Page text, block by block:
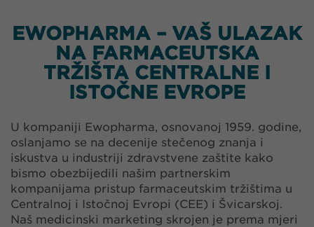
EWOPHARMA – VAŠ ULAZAK
NA FARMACEUTSKA
TRŽIŠTA CENTRALNE I
ISTOČNE EVROPE
U kompaniji Ewopharma, osnovanoj 1959. godine,
oslanjamo se na decenije stečenog znanja i
iskustva u industriji zdravstvene zaštite kako
bismo obezbijedili našim partnerskim
kompanijama pristup farmaceutskim tržištima u
Centralnoj i Istočnoj Evropi (CEE) i Švicarskoj.
Naš medicinski marketing skrojen je prema mjeri